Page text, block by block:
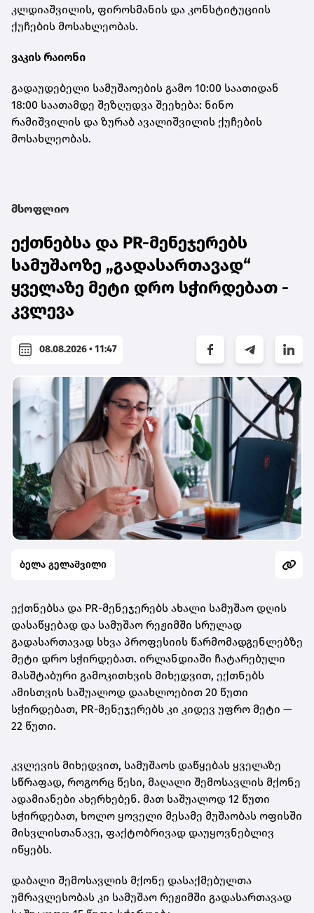
კლდიაშვილის, ფიროსმანის და კონსტიტუციის
ქუჩების მოსახლეობას.
ვაკის რაიონი
გადაუდებელი სამუშაოების გამო 10:00 საათიდან
18:00 საათამდე შეზღუდვა შეეხება: ნინო
რამიშვილის და ზურაბ ავალიშვილის ქუჩების
მოსახლეობას.
მსოფლიო
ექთნებსა და PR-მენეჯერებს
სამუშაოზე „გადასართავად“
ყველაზე მეტი დრო სჭირდებათ -
კვლევა
08.08.2026 • 11:47
ბელა გელაშვილი
ექთნებსა და PR-მენეჯერებს ახალი სამუშაო დღის
დასაწყებად და სამუშაო რეჟიმში სრულად
გადასართავად სხვა პროფესიის წარმომადგენლებზე
მეტი დრო სჭირდებათ. ირლანდიაში ჩატარებული
მასშტაბური გამოკითხვის მიხედვით, ექთნებს
ამისთვის საშუალოდ დაახლოებით 20 წუთი
სჭირდებათ, PR-მენეჯერებს კი კიდევ უფრო მეტი —
22 წუთი.
კვლევის მიხედვით, სამუშაოს დაწყებას ყველაზე
სწრაფად, როგორც წესი, მაღალი შემოსავლის მქონე
ადამიანები ახერხებენ. მათ საშუალოდ 12 წუთი
სჭირდებათ, ხოლო ყოველი მესამე მუშაობას ოფისში
მისვლისთანავე, ფაქტობრივად დაუყოვნებლივ
იწყებს.
დაბალი შემოსავლის მქონე დასაქმებულთა
უმრავლესობას კი სამუშაო რეჟიმში გადასართავად